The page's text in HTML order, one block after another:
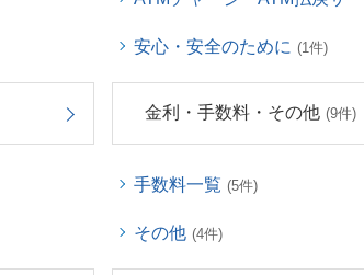
安心・安全のために (1件)
金利・手数料・その他 (9件)
手数料一覧 (5件)
その他 (4件)